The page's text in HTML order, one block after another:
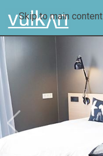
Skip to main content